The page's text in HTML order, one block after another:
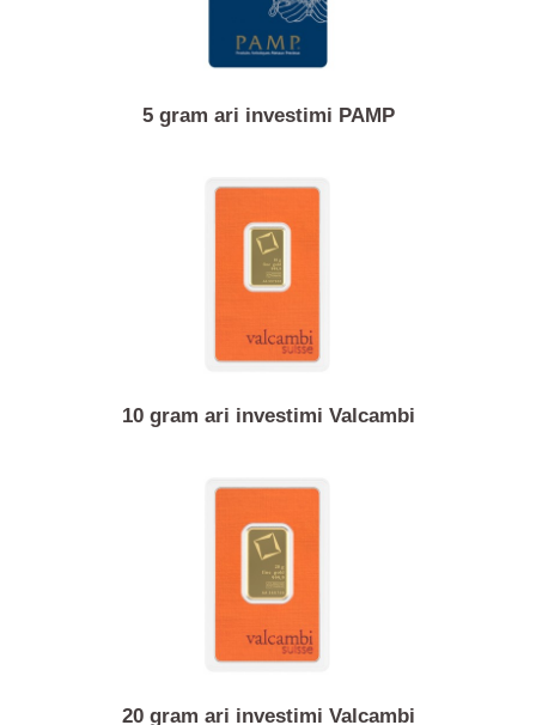
5 gram ari investimi PAMP
10 gram ari investimi Valcambi